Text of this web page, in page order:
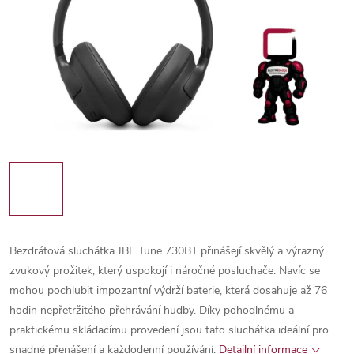
Bezdrátová sluchátka JBL Tune 730BT přinášejí skvělý a výrazný
zvukový prožitek, který uspokojí i náročné posluchače. Navíc se
mohou pochlubit impozantní výdrží baterie, která dosahuje až 76
hodin nepřetržitého přehrávání hudby. Díky pohodlnému a
praktickému skládacímu provedení jsou tato sluchátka ideální pro
snadné přenášení a každodenní používání. Detailní informace